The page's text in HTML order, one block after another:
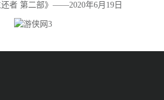
第二部》——2020年6月19日